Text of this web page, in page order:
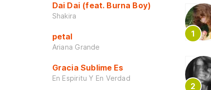
Dai Dai (feat. Burna Boy)
Shakira
petal
Ariana Grande
Gracia Sublime Es
En Espiritu Y En Verdad